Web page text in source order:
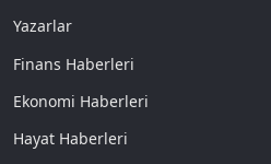
Yazarlar
Finans Haberleri
Ekonomi Haberleri
Hayat Haberleri